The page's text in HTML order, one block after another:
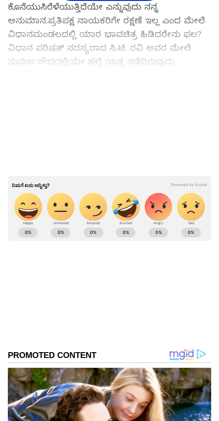
ಕೊನೆಯುಸಿರೆಳೆಯುತ್ತಿದೆಯೇ ಎನ್ನುವುದು ನನ್ನ
ಅನುಮಾನ.ಪ್ರತಿಪಕ್ಷ ನಾಯಕರಿಗೇ ರಕ್ಷಣೆ ಇಲ್ಲ ಎಂದ ಮೇಲೆ
ವಿಧಾನಮಂಡಲದಲ್ಲಿ ಯಾರ ಭಾವಚಿತ್ರ ಹಿಡಿದರೇನು ಫಲ?
ವಿಧಾನ ಪರಿಷತ್ ಸದಸ್ಯರಾದ ಸಿ.ಟಿ. ರವಿ ಅವರ ಮೇಲೆ
ಸುವರ್ಣಸೌಧದಲ್ಲಿಯೇ ಹಲ್ಲೆ ಯತ್ನ ನಡೆದಿರುವುದು
ಸಭಾಪತಿಗಳೂ ರೂಲಿಂಗ್ ನೀಡಿದ್ದಾರೆ. ಆ ನಂತರವೂ
ನಡೆಯುತ್ತಿರುವ ಘಟನಾವಳಿಗಳು, ಸಭಾಪತಿಗಳನ್ನೇ ನಿಂದಿಸುವ
ಕೆಟ್ಟ ನಡವಳಿಕೆಗಳು ಆಘಾತಕಾರಿ. ಸರಕಾರದಲ್ಲಿರುವ ಕೆಲವರು
ಈ ಘಟನೆಗೆ ಜ್ವಾಲೆ ಸ್ವರೂಪ ನೀಡಿ ಪ್ರಚೋದಿಸುತ್ತಿರುವುದು
ಕಳವಳಕಾರಿ.
ABOUT THE AUTHOR